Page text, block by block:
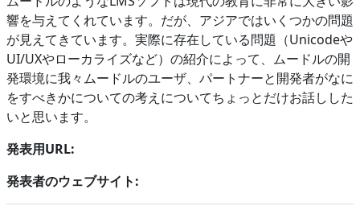
響を与えてくれています。だが、アジアではいくつかの問題
が見えてきています。実際に存在している問題（Unicodeや
UI/UXやローカライズなど）の紹介によって、ムードルの開
発環境に我々ムードルのユーザ、パートナーと開発者がなに
をすべきかについての考えについてちょっとだけお話しした
いと思います。
発表用URL:
発表者のウェブサイト: